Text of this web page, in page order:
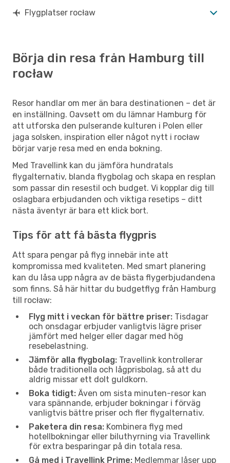
Flygplatser rocław
Börja din resa från Hamburg till
rocław
Resor handlar om mer än bara destinationen – det är
en inställning. Oavsett om du lämnar Hamburg för
att utforska den pulserande kulturen i Polen eller
jaga solsken, inspiration eller något nytt i rocław
börjar varje resa med en enda bokning.
Med Travellink kan du jämföra hundratals
flygalternativ, blanda flygbolag och skapa en resplan
som passar din resestil och budget. Vi kopplar dig till
oslagbara erbjudanden och viktiga resetips – ditt
nästa äventyr är bara ett klick bort.
Tips för att få bästa flygpris
Att spara pengar på flyg innebär inte att
kompromissa med kvaliteten. Med smart planering
kan du låsa upp några av de bästa flygerbjudandena
som finns. Så här hittar du budgetflyg från Hamburg
till rocław:
Flyg mitt i veckan för bättre priser: Tisdagar
och onsdagar erbjuder vanligtvis lägre priser
jämfört med helger eller dagar med hög
resebelastning.
Jämför alla flygbolag: Travellink kontrollerar
både traditionella och lågprisbolag, så att du
aldrig missar ett dolt guldkorn.
Boka tidigt: Även om sista minuten-resor kan
vara spännande, erbjuder bokningar i förväg
vanligtvis bättre priser och fler flygalternativ.
Paketera din resa: Kombinera flyg med
hotellbokningar eller biluthyrning via Travellink
för extra besparingar på din totala resa.
Gå med i Travellink Prime: Medlemmar låser upp